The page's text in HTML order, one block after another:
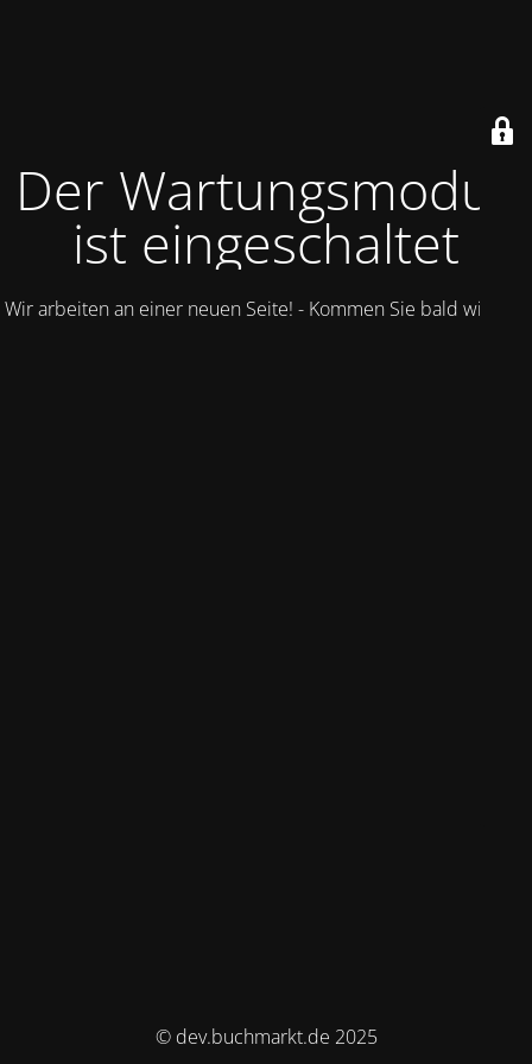
Der Wartungsmodus
ist eingeschaltet
Wir arbeiten an einer neuen Seite! - Kommen Sie bald wieder.
© dev.buchmarkt.de 2025